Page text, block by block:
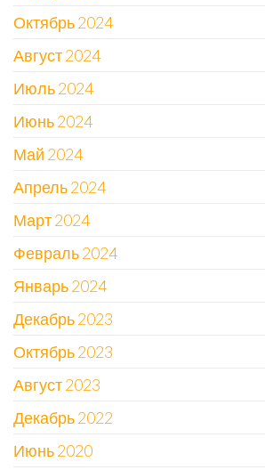
Октябрь 2024
Август 2024
Июль 2024
Июнь 2024
Май 2024
Апрель 2024
Март 2024
Февраль 2024
Январь 2024
Декабрь 2023
Октябрь 2023
Август 2023
Декабрь 2022
Июнь 2020